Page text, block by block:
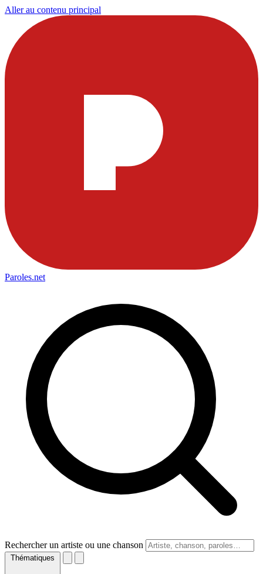
Aller au contenu principal
Paroles.net
Rechercher un artiste ou une chanson
Thématiques